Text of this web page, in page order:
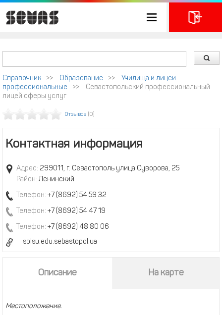
Справочник >> Образование >>
Училища и лицеи
профессиональные
>>
Севастопольский профессиональный
лицей сферы услуг
Отзывов (0)
Контактная информация
Адрес: 299011, г. Севастополь улица Суворова, 25
Район: Ленинский
Телефон: +7 (8692) 54 59 32
Телефон: +7 (8692) 54 47 19
Телефон: +7 (8692) 48 80 06
splsu.edu.sebastopol.ua
Описание На карте
Местоположение.